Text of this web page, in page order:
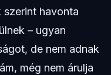
szerint havonta
– ugyan
de nem adnak
még nem árulja